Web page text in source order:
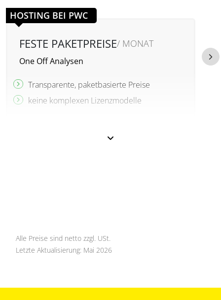
HOSTING BEI PWC
FESTE PAKETPREISE/ MONAT
One Off Analysen
Transparente, paketbasierte Preise
keine komplexen Lizenzmodelle
Alle Preise sind netto zzgl. USt.
Letzte Aktualisierung: Mai 2026